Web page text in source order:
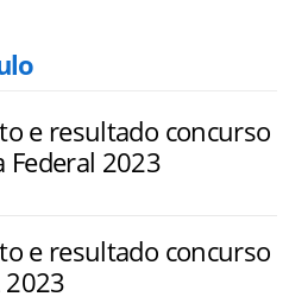
e resultado concurso
Federal 2023
e resultado concurso
2023